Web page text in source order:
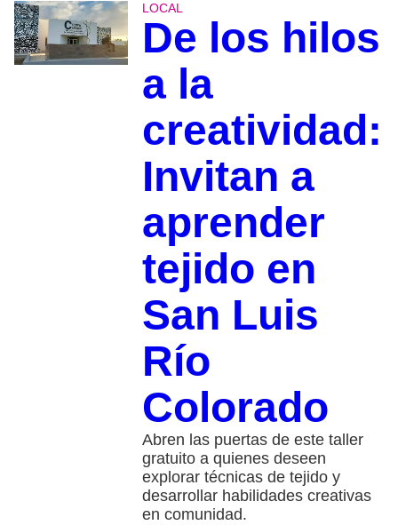
LOCAL
De los hilos
a la
creatividad:
Invitan a
aprender
tejido en
San Luis
Río
Colorado
Abren las puertas de este taller
gratuito a quienes deseen
explorar técnicas de tejido y
desarrollar habilidades creativas
en comunidad.